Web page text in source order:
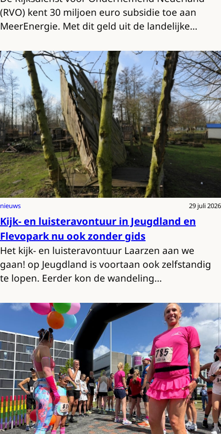
(RVO) kent 30 miljoen euro subsidie toe aan
MeerEnergie. Met dit geld uit de landelijke…
nieuws 29 juli 2026
Kijk- en luisteravontuur in Jeugdland en
Flevopark nu ook zonder gids
Het kijk- en luisteravontuur Laarzen aan we
gaan! op Jeugdland is voortaan ook zelfstandig
te lopen. Eerder kon de wandeling…